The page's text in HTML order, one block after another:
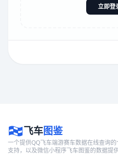
立即登
飞车图鉴
一个提供QQ飞车端游赛车数据在线查询
支持，以及微信小程序飞车图鉴的数据提